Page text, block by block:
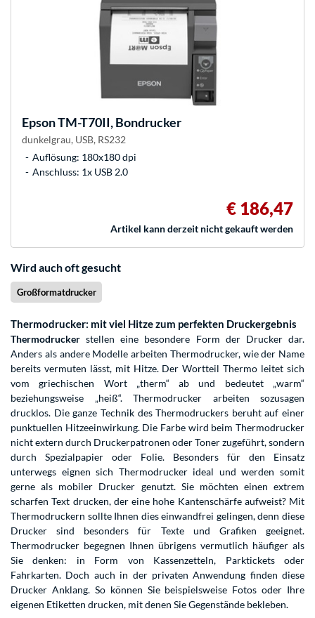
EpsonTM-T70II, Bondrucker
dunkelgrau, USB, RS232
Auflösung: 180x180 dpi
Anschluss: 1x USB 2.0
€ 186,47
Artikel kann derzeit nicht gekauft werden
Wird auch oft gesucht
Großformatdrucker
Thermodrucker: mit viel Hitze zum perfekten Druckergebnis
Thermodrucker stellen eine besondere Form der Drucker dar.
Anders als andere Modelle arbeiten Thermodrucker, wie der Name
bereits vermuten lässt, mit Hitze. Der Wortteil Thermo leitet sich
vom griechischen Wort „therm“ ab und bedeutet „warm“
beziehungsweise „heiß“. Thermodrucker arbeiten sozusagen
drucklos. Die ganze Technik des Thermodruckers beruht auf einer
punktuellen Hitzeeinwirkung. Die Farbe wird beim Thermodrucker
nicht extern durch Druckerpatronen oder Toner zugeführt, sondern
durch Spezialpapier oder Folie. Besonders für den Einsatz
unterwegs eignen sich Thermodrucker ideal und werden somit
gerne als mobiler Drucker genutzt. Sie möchten einen extrem
scharfen Text drucken, der eine hohe Kantenschärfe aufweist? Mit
Thermodruckern sollte Ihnen dies einwandfrei gelingen, denn diese
Drucker sind besonders für Texte und Grafiken geeignet.
Thermodrucker begegnen Ihnen übrigens vermutlich häufiger als
Sie denken: in Form von Kassenzetteln, Parktickets oder
Fahrkarten. Doch auch in der privaten Anwendung finden diese
Drucker Anklang. So können Sie beispielsweise Fotos oder Ihre
eigenen Etiketten drucken, mit denen Sie Gegenstände bekleben.